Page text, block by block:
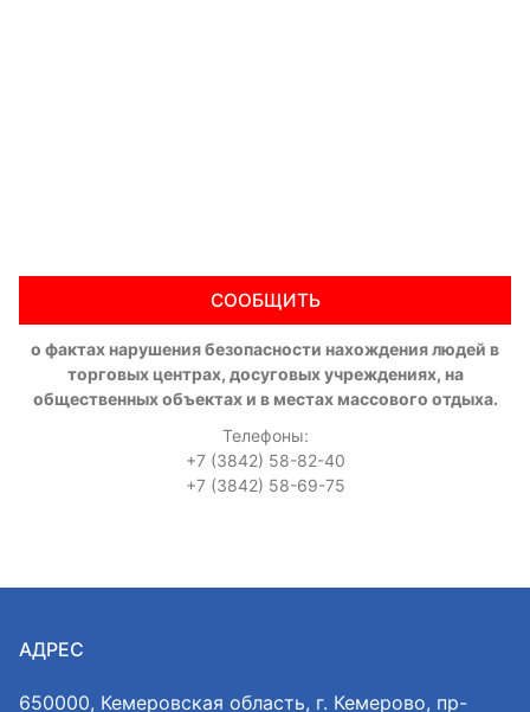
СООБЩИТЬ
о фактах нарушения безопасности нахождения людей в
торговых центрах, досуговых учреждениях, на
общественных объектах и в местах массового отдыха.
Телефоны:
+7 (3842) 58-82-40
+7 (3842) 58-69-75
АДРЕС
650000, Кемеровская область, г. Кемерово, пр-